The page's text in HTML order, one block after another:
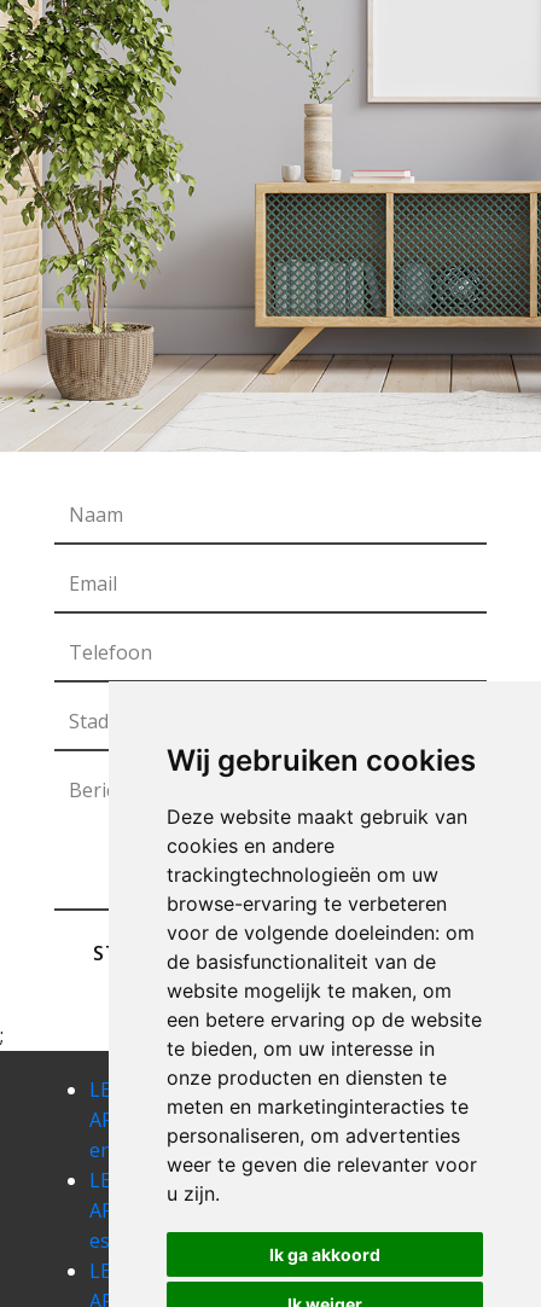
Wij gebruiken cookies
Deze website maakt gebruik van
cookies en andere
trackingtechnologieën om uw
browse-ervaring te verbeteren
voor de volgende doeleinden: om
de basisfunctionaliteit van de
website mogelijk te maken, om
een betere ervaring op de website
te bieden, om uw interesse in
onze producten en diensten te
meten en marketinginteracties te
personaliseren, om advertenties
weer te geven die relevanter voor
u zijn.
Ik ga akkoord
STUREN
;
LEEGMAKEN
APPARTEMENT
engis
LEEGMAKEN
APPARTEMENT
ensival
LEEGMAKEN
APPARTEMENT
ernonheid
LEEGMAKEN
APPARTEMENT
esneux
LEEGMAKEN
eupen
LEEGMAKEN
evegnee
LEEGMAKEN
APPARTEMENT
LEEGMAKEN
APPARTEMENT
LEEGMAKEN
APPARTEMENT